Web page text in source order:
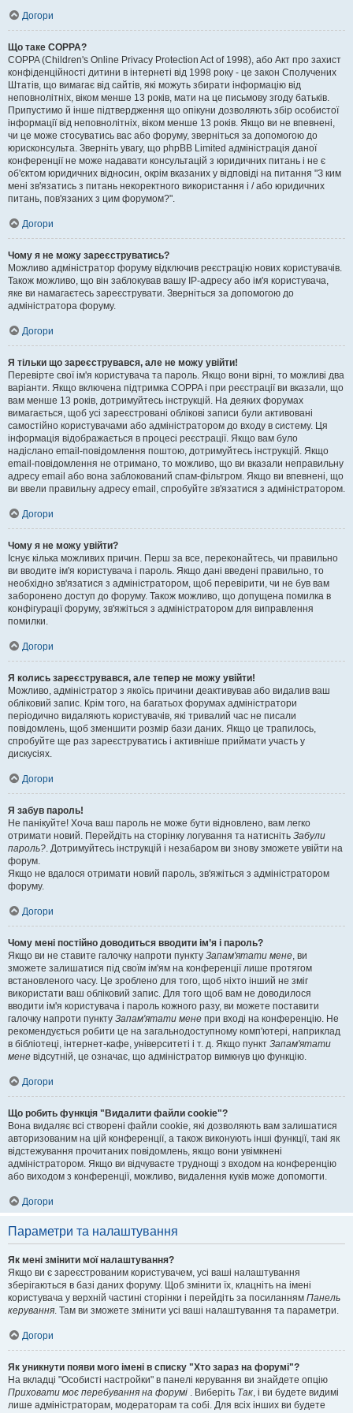
Догори
Що таке COPPA?
COPPA (Children's Online Privacy Protection Act of 1998), або Акт про захист
конфіденційності дитини в інтернеті від 1998 року - це закон Сполучених
Штатів, що вимагає від сайтів, які можуть збирати інформацію від
неповнолітніх, віком менше 13 років, мати на це письмову згоду батьків.
Припустимо й інше підтвердження що опікуни дозволяють збір особистої
інформації від неповнолітніх, віком менше 13 років. Якщо ви не впевнені,
чи це може стосуватись вас або форуму, зверніться за допомогою до
юрисконсульта. Зверніть увагу, що phpBB Limited адміністрація даної
конференції не може надавати консультацій з юридичних питань і не є
об'єктом юридичних відносин, окрім вказаних у відповіді на питання "З ким
мені зв'язатись з питань некоректного використання і / або юридичних
питань, пов'язаних з цим форумом?".
Догори
Чому я не можу зареєструватись?
Можливо адміністратор форуму відключив реєстрацію нових користувачів.
Також можливо, що він заблокував вашу IP-адресу або ім'я користувача,
яке ви намагаєтесь зареєструвати. Зверніться за допомогою до
адміністратора форуму.
Догори
Я тільки що зареєструвався, але не можу увійти!
Перевірте свої ім'я користувача та пароль. Якщо вони вірні, то можливі два
варіанти. Якщо включена підтримка COPPA і при реєстрації ви вказали, що
вам менше 13 років, дотримуйтесь інструкцій. На деяких форумах
вимагається, щоб усі зареєстровані облікові записи були активовані
самостійно користувачами або адміністратором до входу в систему. Ця
інформація відображається в процесі реєстрації. Якщо вам було
надіслано email-повідомлення поштою, дотримуйтесь інструкцій. Якщо
email-повідомлення не отримано, то можливо, що ви вказали неправильну
адресу email або вона заблокований спам-фільтром. Якщо ви впевнені, що
ви ввели правильну адресу email, спробуйте зв'язатися з адміністратором.
Догори
Чому я не можу увійти?
Існує кілька можливих причин. Перш за все, переконайтесь, чи правильно
ви вводите ім'я користувача і пароль. Якщо дані введені правильно, то
необхідно зв'язатися з адміністратором, щоб перевірити, чи не був вам
заборонено доступ до форуму. Також можливо, що допущена помилка в
конфігурації форуму, зв'яжіться з адміністратором для виправлення
помилки.
Догори
Я колись зареєструвався, але тепер не можу увійти!
Можливо, адміністратор з якоїсь причини деактивував або видалив ваш
обліковий запис. Крім того, на багатьох форумах адміністратори
періодично видаляють користувачів, які тривалий час не писали
повідомлень, щоб зменшити розмір бази даних. Якщо це трапилось,
спробуйте ще раз зареєструватись і активніше приймати участь у
дискусіях.
Догори
Я забув пароль!
Не панікуйте! Хоча ваш пароль не може бути відновлено, вам легко
отримати новий. Перейдіть на сторінку логування та натисніть Забули
пароль?. Дотримуйтесь інструкцій і незабаром ви знову зможете увійти на
форум.
Якщо не вдалося отримати новий пароль, зв'яжіться з адміністратором
форуму.
Догори
Чому мені постійно доводиться вводити ім’я і пароль?
Якщо ви не ставите галочку напроти пункту Запам'ятати мене, ви
зможете залишатися під своїм ім'ям на конференції лише протягом
встановленого часу. Це зроблено для того, щоб ніхто інший не зміг
використати ваш обліковий запис. Для того щоб вам не доводилося
вводити ім'я користувача і пароль кожного разу, ви можете поставити
галочку напроти пункту Запам'ятати мене при вході на конференцію. Не
рекомендується робити це на загальнодоступному комп'ютері, наприклад
в бібліотеці, інтернет-кафе, університеті і т. д. Якщо пункт Запам'ятати
мене відсутній, це означає, що адміністратор вимкнув цю функцію.
Догори
Що робить функція "Видалити файли cookie"?
Вона видаляє всі створені файли cookie, які дозволяють вам залишатися
авторизованим на цій конференції, а також виконують інші функції, такі як
відстежування прочитаних повідомлень, якщо вони увімкнені
адміністратором. Якщо ви відчуваєте труднощі з входом на конференцію
або виходом з конференції, можливо, видалення куків може допомогти.
Догори
Параметри та налаштування
Як мені змінити мої налаштування?
Якщо ви є зареєстрованим користувачем, усі ваші налаштування
зберігаються в базі даних форуму. Щоб змінити їх, клацніть на імені
користувача у верхній частині сторінки і перейдіть за посиланням Панель
керування. Там ви зможете змінити усі ваші налаштування та параметри.
Догори
Як уникнути появи мого імені в списку "Хто зараз на форумі"?
На вкладці "Особисті настройки" в панелі керування ви знайдете опцію
Приховати моє перебування на форумі . Виберіть Так, і ви будете видимі
лише адміністраторам, модераторам та собі. Для всіх інших ви будете